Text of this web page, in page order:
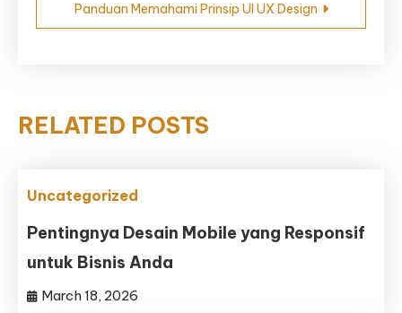
Panduan Memahami Prinsip UI UX Design
RELATED POSTS
Uncategorized
Pentingnya Desain Mobile yang Responsif
untuk Bisnis Anda
March 18, 2026